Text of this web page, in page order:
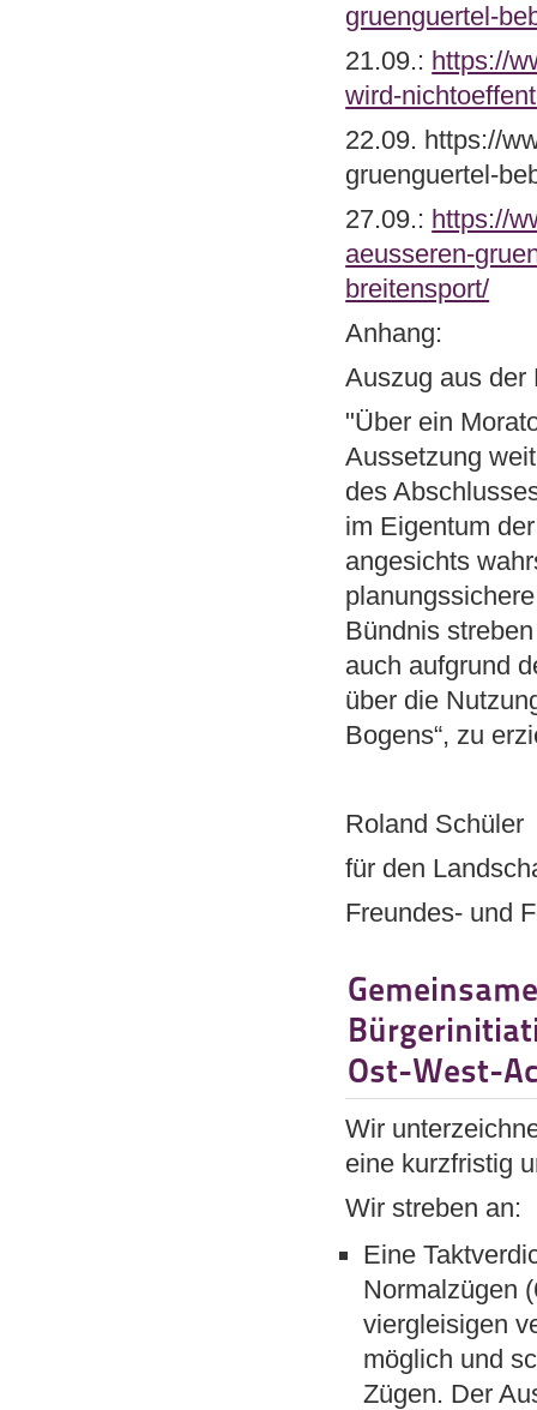
gruenguertel-
21.09.: https://
wird-
22.09. https://
gruenguertel-
27.09.: https://
aeusseren-
breitensport/
Anhang:
Auszug aus
"Über ein
Aussetzung
des
im Eigentum
angesichts
Bündnis
auch aufgrund
über die
Bogens“, zu
Roland Schüler
für den
Freundes- und
Ost-West-
Wir
eine kurzfristig
Wir streben an:
Eine
Normalzügen
viergleisigen
möglich und
Zügen. Der